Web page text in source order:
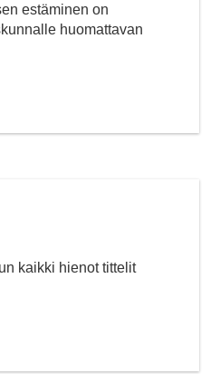
estäminen on
huomattavan
kaikki hienot tittelit